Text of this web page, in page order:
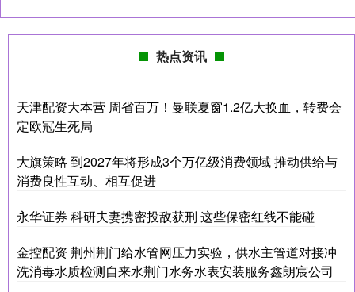
热点资讯
天津配资大本营 周省百万！曼联夏窗1.2亿大换血，转费会
定欧冠生死局
大旗策略 到2027年将形成3个万亿级消费领域 推动供给与
消费良性互动、相互促进
永华证券 科研夫妻携密投敌获刑 这些保密红线不能碰
金控配资 荆州荆门给水管网压力实验，供水主管道对接冲
洗消毒水质检测自来水荆门水务水表安装服务鑫朗宸公司